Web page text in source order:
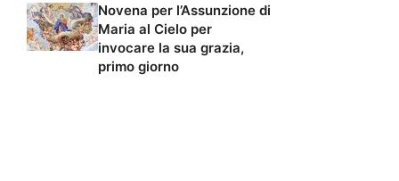
Novena per l’Assunzione di
Maria al Cielo per
invocare la sua grazia,
primo giorno